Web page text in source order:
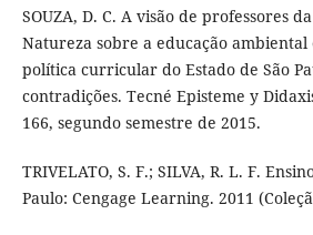
SOUZA, D. C. A visão de professores
Natureza sobre a educação ambiental
política curricular do Estado de São
contradições. Tecné Episteme y
166, segundo semestre de 2015.
TRIVELATO, S. F.; SILVA, R. L. F.
Paulo: Cengage Learning. 2011